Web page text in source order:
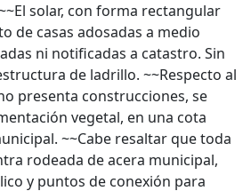
solar, con forma rectangular
de casas adosadas a medio
ni notificadas a catastro. Sin
de ladrillo. ~~Respecto al
presenta construcciones, se
vegetal, en una cota
~~Cabe resaltar que toda
rodeada de acera municipal,
y puntos de conexión para